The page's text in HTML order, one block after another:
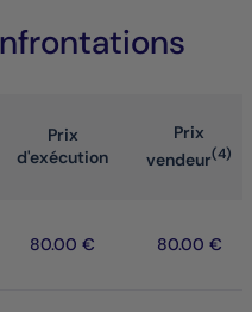
Prix
d'exécution
Prix
vendeur(4)
80.00 € 80.00 €